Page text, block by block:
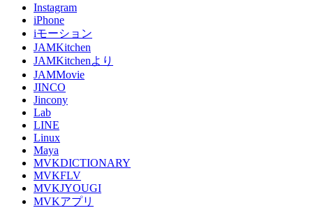
Instagram
iPhone
iモーション
JAMKitchen
JAMKitchenより
JAMMovie
JINCO
Jincony
Lab
LINE
Linux
Maya
MVKDICTIONARY
MVKFLV
MVKJYOUGI
MVKアプリ